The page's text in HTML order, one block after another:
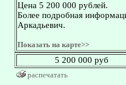
Цена 5 200 000 рублей.
Более подробная
Аркадьевич.
Показать на карте>>
5 200 000 руб
распечатать